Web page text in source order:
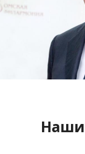
Сайт
Буркова
Наши